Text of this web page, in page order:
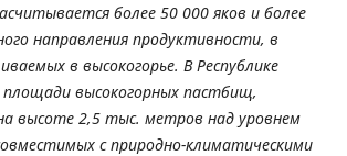
более 50 000 яков и более
направления продуктивности, в
в высокогорье. В Республике
высокогорных пастбищ,
высоте 2,5 тыс. метров над уровнем
с природно-климатическими